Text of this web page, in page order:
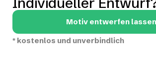
Motiv entwerfen lassen
* kostenlos und unverbindlich